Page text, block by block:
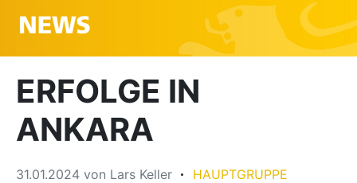
ERFOLGE IN
ANKARA
31.01.2024 von Lars Keller HAUPTGRUPPE